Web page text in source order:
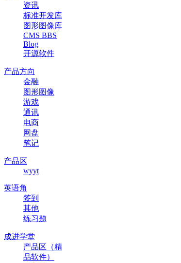
资讯
标准开发库
图形图像库
CMS BBS
Blog
开源软件
产品方向
金融
图形图像
游戏
通讯
电商
网盘
笔记
产品区
wyyt
英语角
签到
其他
练习题
成进学堂
产品区（精
品软件）